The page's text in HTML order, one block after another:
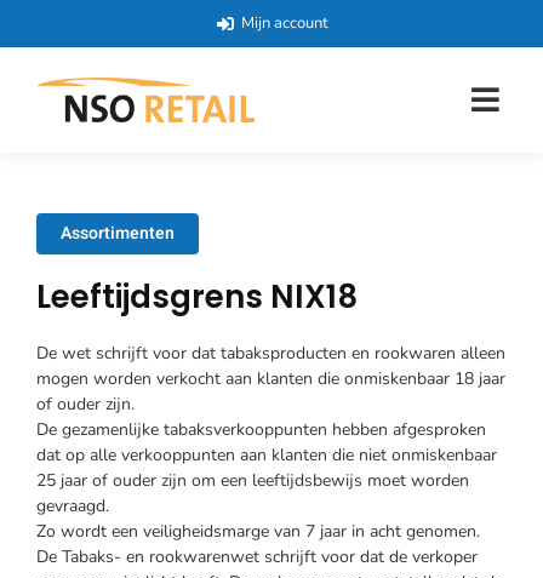
Mijn account
Assortimenten
Leeftijdsgrens NIX18
De wet schrijft voor dat tabaksproducten en rookwaren alleen
mogen worden verkocht aan klanten die onmiskenbaar 18 jaar
of ouder zijn.
De gezamenlijke tabaksverkooppunten hebben afgesproken
dat op alle verkooppunten aan klanten die niet onmiskenbaar
25 jaar of ouder zijn om een leeftijdsbewijs moet worden
gevraagd.
Zo wordt een veiligheidsmarge van 7 jaar in acht genomen.
De Tabaks- en rookwarenwet schrijft voor dat de verkoper